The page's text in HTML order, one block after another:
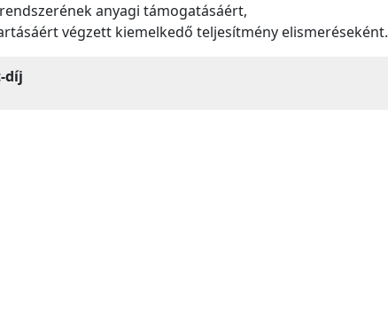
anyagi támogatásáért,
végzett kiemelkedő teljesítmény elismeréseként.
díj